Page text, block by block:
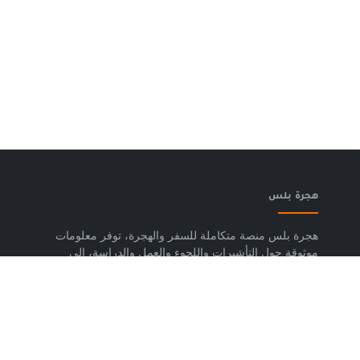
هجرة بلس
هجرة بلس منصة متكاملة للسفر والهجرة، توفر معلومات
موثوقة حول التأشيرات واللجوء والعمل والدراسة، إلى